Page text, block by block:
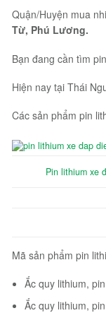
Quận/Huyện mua
Từ, Phú Lương.
Bạn đang cần tìm
Hiện nay tại Thái
Các sản phẩm pin
Pin lithium xe
Mã sản phẩm pin
Ắc quy lithium,
Ắc quy lithium,